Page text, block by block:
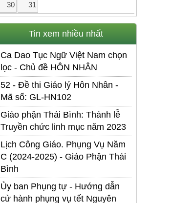
30
31
Tin xem nhiều nhất
Ca Dao Tục Ngữ Việt Nam chọn
lọc - Chủ đề HÔN NHÂN
52 - Đề thi Giáo lý Hôn Nhân -
Mã số: GL-HN102
Giáo phận Thái Bình: Thánh lễ
Truyền chức linh mục năm 2023
Lịch Công Giáo. Phụng Vụ Năm
C (2024-2025) - Giáo Phận Thái
Bình
Ủy ban Phụng tự - Hướng dẫn
cử hành phụng vụ tết Nguyên